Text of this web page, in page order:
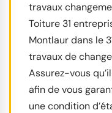
travaux
Toiture 31
Montlaur dans le
travaux de
Assurez-vous
afin de vous
une condition